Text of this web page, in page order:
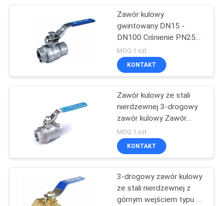
Zawór kulowy
gwintowany DN15 -
DN100 Ciśnienie PN25
Cw 617n / HPB59-3
Zawór kulowy z mosiądzu
MOQ:1 szt
KONTAKT
Zawór kulowy ze stali
nierdzewnej 3-drogowy
zawór kulowy Zawór
kulowy do natryskiwania
stellitu 2 "2500 #
MOQ:1 szt.
KONTAKT
3-drogowy zawór kulowy
ze stali nierdzewnej z
górnym wejściem typu T